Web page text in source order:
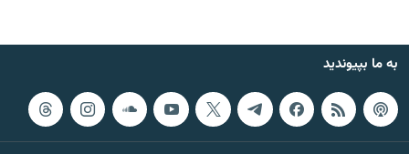
به ما بپیوندید